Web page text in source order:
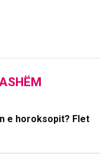
e horoksopit? Flet